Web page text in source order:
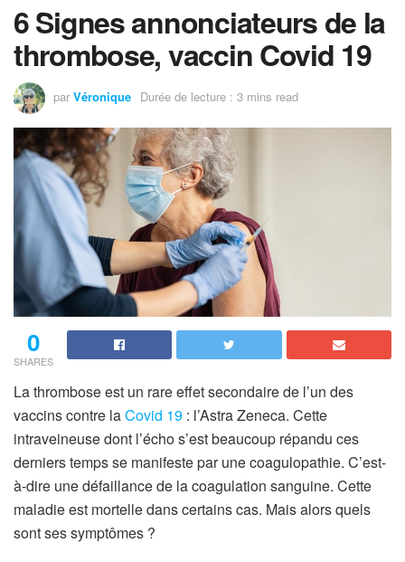
6 Signes annonciateurs de la
thrombose, vaccin Covid 19
par Véronique Durée de lecture : 3 mins read
0
SHARES
La thrombose est un rare effet secondaire de l’un des
vaccins contre laCovid 19 : l’Astra Zeneca. Cette
intraveineuse dont l’écho s’est beaucoup répandu ces
derniers temps se manifeste par une coagulopathie. C’est-
à-dire une défaillance de la coagulation sanguine. Cette
maladie est mortelle dans certains cas. Mais alors quels
sont ses symptômes ?